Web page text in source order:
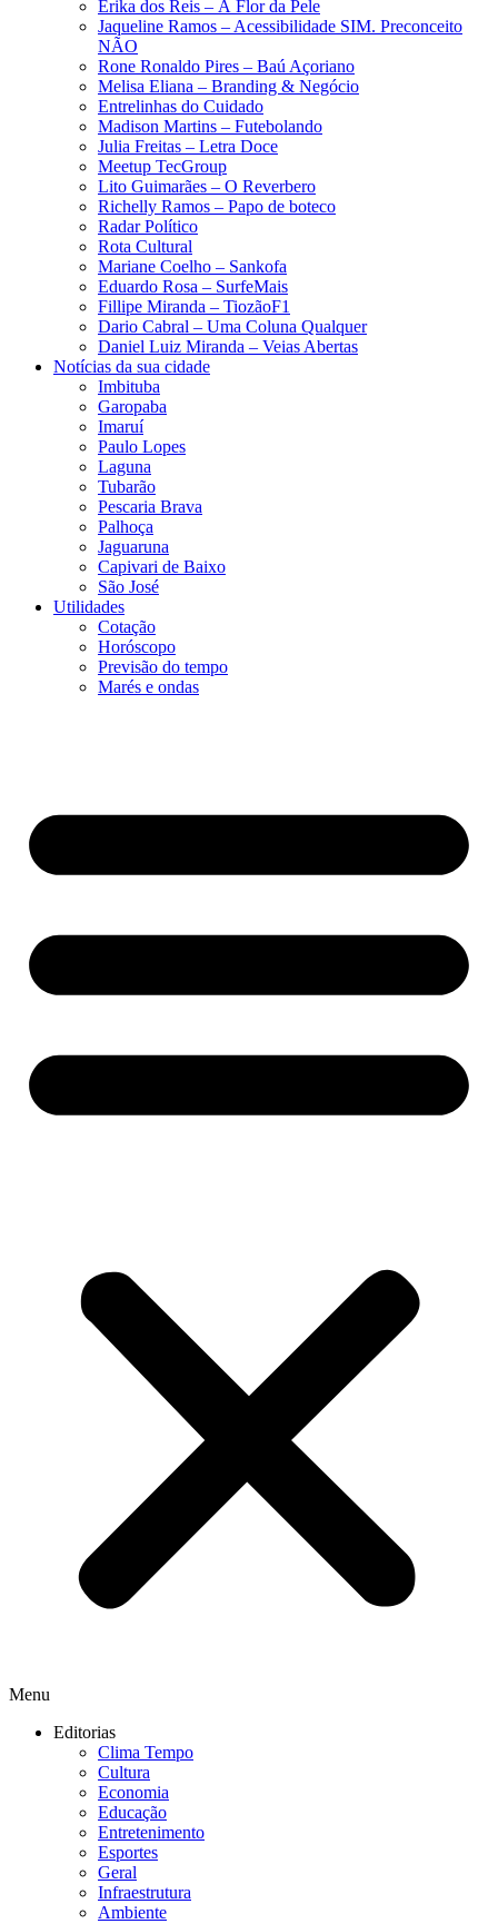
Érika dos Reis​ – À Flor da Pele
Jaqueline Ramos – Acessibilidade SIM. Preconceito
NÃO
Rone Ronaldo Pires – Baú Açoriano
Melisa Eliana – Branding & Negócio
Entrelinhas do Cuidado
Madison Martins – Futebolando
Julia Freitas​ – Letra Doce
Meetup TecGroup
Lito Guimarães – O Reverbero
Richelly Ramos​ – Papo de boteco
Radar Político
Rota Cultural
Mariane Coelho – Sankofa
Eduardo Rosa​ – SurfeMais
Fillipe Miranda – TiozãoF1
Dario Cabral – Uma Coluna Qualquer
Daniel Luiz Miranda – Veias Abertas
Notícias da sua cidade
Imbituba
Garopaba
Imaruí
Paulo Lopes
Laguna
Tubarão
Pescaria Brava
Palhoça
Jaguaruna
Capivari de Baixo
São José
Utilidades
Cotação
Horóscopo
Previsão do tempo
Marés e ondas
Menu
Editorias
Clima Tempo
Cultura
Economia
Educação
Entretenimento
Esportes
Geral
Infraestrutura
Ambiente